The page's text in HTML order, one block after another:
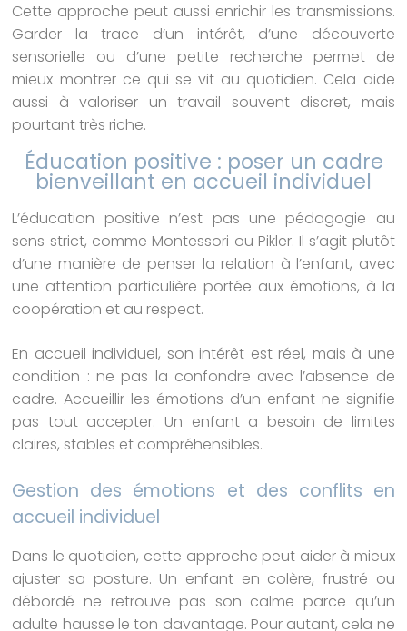
Cette approche peut aussi enrichir les transmissions.
Garder la trace d’un intérêt, d’une découverte
sensorielle ou d’une petite recherche permet de
mieux montrer ce qui se vit au quotidien. Cela aide
aussi à valoriser un travail souvent discret, mais
pourtant très riche.
Éducation positive : poser un cadre
bienveillant en accueil individuel
L’éducation positive n’est pas une pédagogie au
sens strict, comme Montessori ou Pikler. Il s’agit plutôt
d’une manière de penser la relation à l’enfant, avec
une attention particulière portée aux émotions, à la
coopération et au respect.
En accueil individuel, son intérêt est réel, mais à une
condition : ne pas la confondre avec l’absence de
cadre. Accueillir les émotions d’un enfant ne signifie
pas tout accepter. Un enfant a besoin de limites
claires, stables et compréhensibles.
Gestion des émotions et des conflits en
accueil individuel
Dans le quotidien, cette approche peut aider à mieux
ajuster sa posture. Un enfant en colère, frustré ou
débordé ne retrouve pas son calme parce qu’un
adulte hausse le ton davantage. Pour autant, cela ne